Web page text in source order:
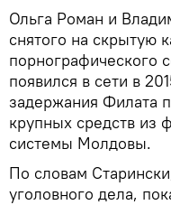
Ольга Роман и
снятого на скрытую
порнографического
появился в сети в
задержания Филата
крупных средств из
системы Молдовы.
По словам
уголовного дела,